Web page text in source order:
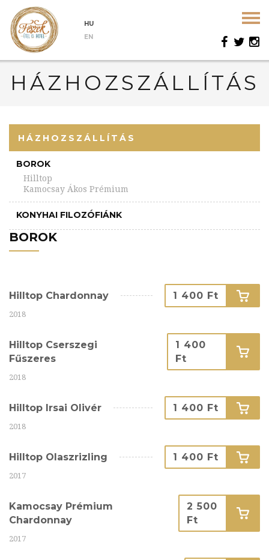
HU
EN
HÁZHOZSZÁLLÍTÁS
HÁZHOZSZÁLLÍTÁS
BOROK
Hilltop
Kamocsay Ákos Prémium
KONYHAI FILOZÓFIÁNK
BOROK
Hilltop Chardonnay 1 400 Ft
2018
Hilltop Cserszegi
Fűszeres
1 400
Ft
2018
Hilltop Irsai Olivér 1 400 Ft
2018
Hilltop Olaszrizling 1 400 Ft
2017
Kamocsay Prémium
Chardonnay
2 500
Ft
2017